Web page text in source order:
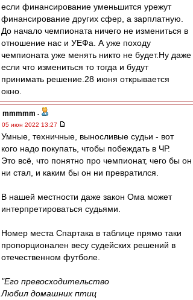
если финансирование уменьшится урежут
финансирование других сфер, а зарплатную.
До начало чемпионата ничего не измениться в
отношение нас и УЕФа. А уже походу
чемпионата уже менять никто не будет.Ну даже
если что измениться то тогда и будут
принимать решение.28 июня открывается
окно.
mmmmm -
05 июн 2022 13:27
Умные, техничные, выносливые судьи - вот
кого надо покупать, чтобы побеждать в ЧР.
Это всё, что понятно про чемпионат, чего бы он
ни стал, и каким бы он ни превратился.
В нашей местности даже закон Ома может
интерпретироваться судьями.
Номер места Спартака в таблице прямо таки
пропорционален весу судейских решений в
отечественном футболе.
"Его превосходительство
Любил домашних птиц